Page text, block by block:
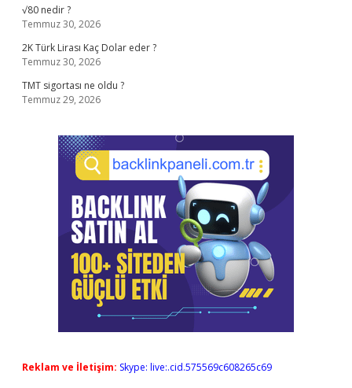
√80 nedir ?
Temmuz 30, 2026
2K Türk Lirası Kaç Dolar eder ?
Temmuz 30, 2026
TMT sigortası ne oldu ?
Temmuz 29, 2026
Reklam ve İletişim: Skype: live:.cid.575569c608265c69